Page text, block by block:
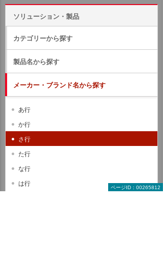
ページID：00265812
ソリューション・製品
カテゴリーから探す
製品名から探す
メーカー・ブランド名から探す
あ行
か行
さ行
た行
な行
は行